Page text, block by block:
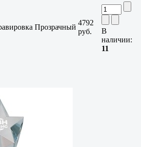
Прозрачный
4792
руб.
В
наличии:
11